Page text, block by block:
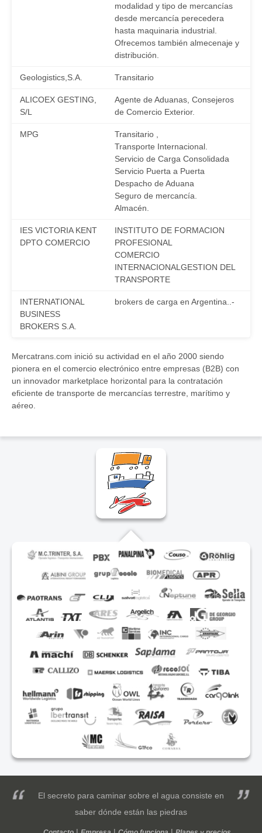
modalidad y tipo de mercancías
desde mercancía perecedera
hasta maquinaria industrial.
Ofrecemos también almecenaje y
distribución.
Geologistics,S.A. Transitario
ALICOEX GESTING,
S/L
Agente de Aduanas, Consejeros
de Comercio Exterior.
MPG
Transitario ,
Transporte Internacional.
Servicio de Carga Consolidada
Servicio Puerta a Puerta
Despacho de Aduana
Seguro de mercancía.
Almacén.
IES VICTORIA KENT
DPTO COMERCIO
INSTITUTO DE FORMACION
PROFESIONAL
COMERCIO
INTERNACIONALGESTION DEL
TRANSPORTE
INTERNATIONAL
BUSINESS
BROKERS S.A.
brokers de carga en Argentina..-
Mercatrans.com inició su actividad en el año 2000 siendo
pionera en el comercio electrónico entre empresas (B2B) con
un innovador marketplace horizontal para la contratación
eficiente de transporte de mercancías terrestre, marítimo y
aéreo.
El secreto para caminar sobre el agua consiste en
saber dónde están las piedras